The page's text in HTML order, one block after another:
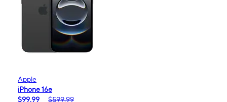
Apple
iPhone 16e
$99.99
$599.99